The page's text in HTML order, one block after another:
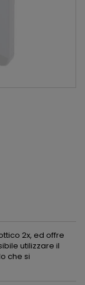
2x, ed offre
utilizzare il
che si